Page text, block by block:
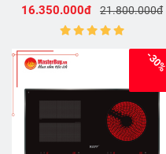
16.350.000đ 21.800.000đ
-30%